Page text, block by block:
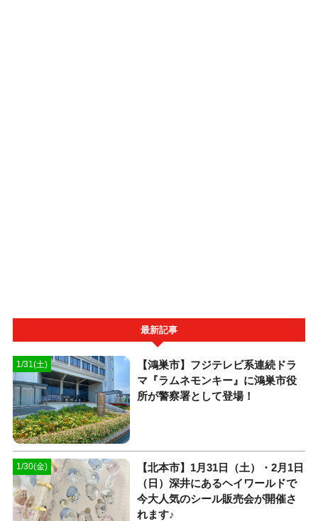
最新記事
1/31(土)
【鴻巣市】フジテレビ系連続ドラ
マ『ラムネモンキー』に鴻巣市役
所が警察署として登場！
1/30(金)
【北本市】1月31日（土）・2月1日
（日）深井にあるヘイワールドで
今大人気のシール販売会が開催さ
れます♪